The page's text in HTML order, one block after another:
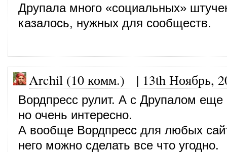
Друпала много «социальных»
казалось, нужных для сообществ.
Archil (10 комм.) | 13th Ноябрь,
Вордпресс рулит. А с Друпалом еще
но очень интересно.
А вообще Вордпресс для любых
него можно сделать все что угодно.